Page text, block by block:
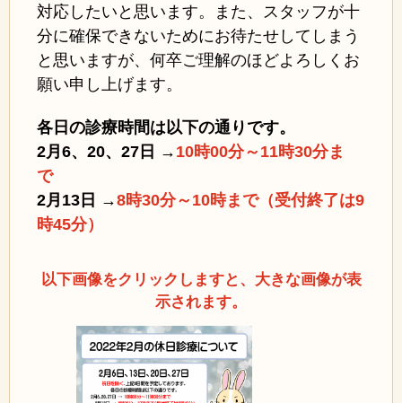
対応したいと思います。また、スタッフが十
分に確保できないためにお待たせしてしまう
と思いますが、何卒ご理解のほどよろしくお
願い申し上げます。
各日の診療時間は以下の通りです。
2月6、20、27日 → 10時00分～11時30分ま
で
2月13日 →8時30分～10時まで（受付終了は9
時45分）
以下画像をクリックしますと、大きな画像が表
示されます。